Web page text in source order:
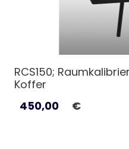
RCS150;
Koffer
450,00
€